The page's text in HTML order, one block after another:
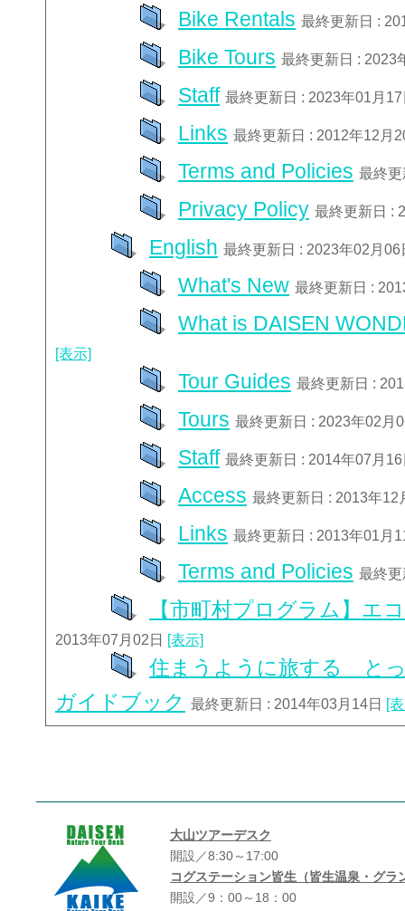
Bike Rentals 最終更新日 :
Bike Tours 最終更新日 : 2023
Staff 最終更新日 : 2023年01月
Links 最終更新日 : 2012年12月
Terms and Policies 最終
Privacy Policy 最終更新日 :
English 最終更新日 : 2023年02月
What's New 最終更新日 :
What is DAISEN
[表示]
Tour Guides 最終更新日 :
Tours 最終更新日 : 2023年02月
Staff 最終更新日 : 2014年07月
Access 最終更新日 : 2013年
Links 最終更新日 : 2013年01月
Terms and Policies 最終
【市町村プログラム】エ
2013年07月02日 [表示]
住まうように旅する と
ガイドブック
最終更新日 : 2014年03月14日 [
大山ツアーデスク
開設／8:30～17:00
コグステーション皆生（皆生温泉・グラ
開設／9：00～18：00